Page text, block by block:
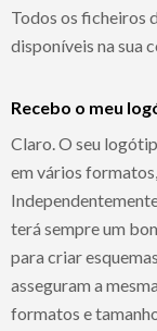
Todos os ficheiros
disponíveis na sua
Recebo o meu
Claro. O seu
em vários
terá sempre um
para criar
asseguram a
formatos e